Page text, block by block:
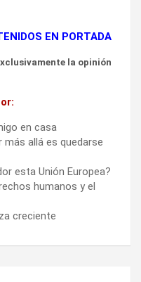
EN PORTADA
la opinión
en casa
más allá es quedarse
esta Unión Europea?
humanos y el
creciente